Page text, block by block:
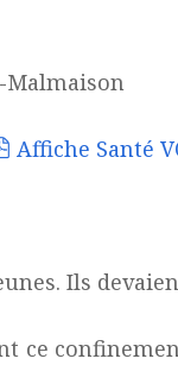
Malmaison
Affiche Santé
Ils
ce